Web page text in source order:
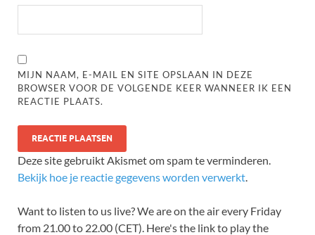
MIJN NAAM, E-MAIL EN SITE OPSLAAN IN DEZE
BROWSER VOOR DE VOLGENDE KEER WANNEER IK EEN
REACTIE PLAATS.
Deze site gebruikt Akismet om spam te verminderen.
Bekijk hoe je reactie gegevens worden verwerkt.
Want to listen to us live? We are on the air every Friday
from 21.00 to 22.00 (CET). Here's the link to play the